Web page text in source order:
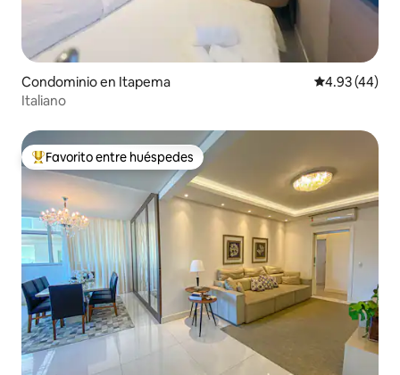
Condominio en Itapema Calificación
4.93 (44)
Italiano
De los mejores en Favorito entre huéspedes
Favorito entre huéspedes